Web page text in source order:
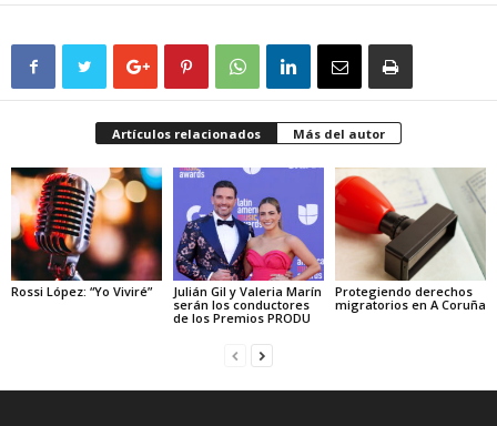
Artículos relacionados Más del autor
Rossi López: “Yo Viviré”
Julián Gil y Valeria Marín
serán los conductores
de los Premios PRODU
Protegiendo derechos
migratorios en A Coruña